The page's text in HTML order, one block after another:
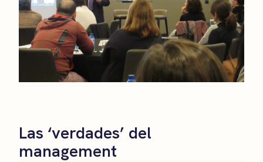
Las ‘verdades’ del
management